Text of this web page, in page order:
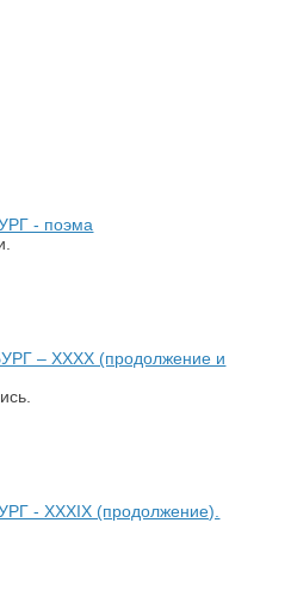
- поэма
– XXХХ (продолжение и
- ХХХIХ (продолжение).